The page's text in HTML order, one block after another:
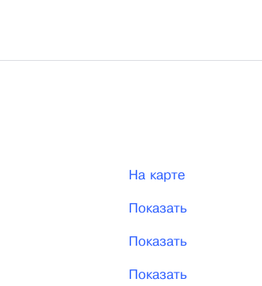
На карте
Показать
Показать
Показать